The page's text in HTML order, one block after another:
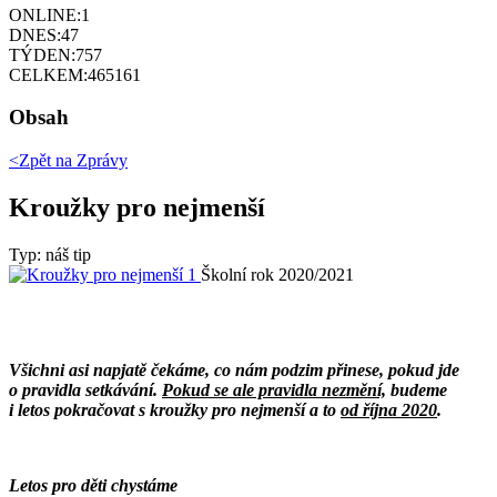
ONLINE:1
DNES:47
TÝDEN:757
CELKEM:465161
Obsah
<Zpět na Zprávy
Kroužky pro nejmenší
Typ: náš tip
Školní rok 2020/2021
Všichni asi napjatě čekáme, co nám podzim přinese, pokud jde
o pravidla setkávání. Pokud se ale pravidla nezmění, budeme
i letos pokračovat s kroužky pro nejmenší a to od října 2020.
Letos pro děti chystáme